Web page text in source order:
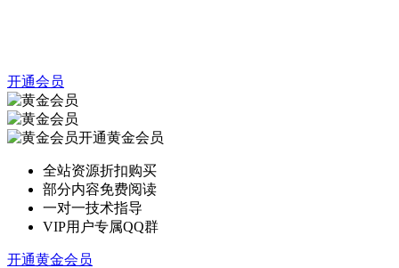
开通会员
开通黄金会员
全站资源折扣购买
部分内容免费阅读
一对一技术指导
VIP用户专属QQ群
开通黄金会员